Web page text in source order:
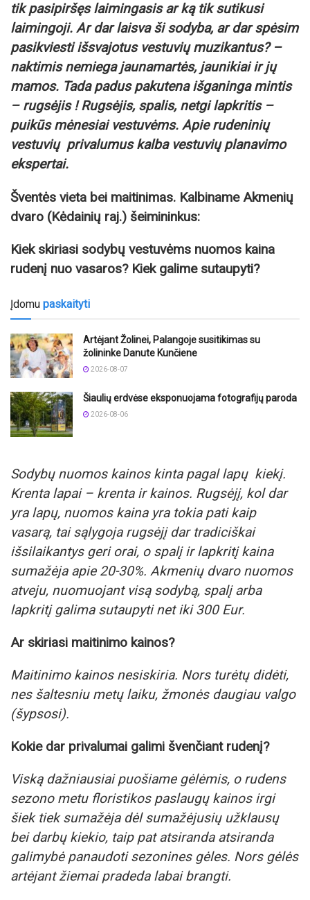
tik pasipiršęs laimingasis ar ką tik sutikusi
laimingoji. Ar dar laisva ši sodyba, ar dar spėsim
pasikviesti išsvajotus vestuvių muzikantus? –
naktimis nemiega jaunamartės, jaunikiai ir jų
mamos. Tada padus pakutena išganinga mintis
– rugsėjis ! Rugsėjis, spalis, netgi lapkritis –
puikūs mėnesiai vestuvėms. Apie rudeninių
vestuvių privalumus kalba vestuvių planavimo
ekspertai.
Šventės vieta bei maitinimas. Kalbiname Akmenių
dvaro (Kėdainių raj.) šeimininkus:
Kiek skiriasi sodybų vestuvėms nuomos kaina
rudenį nuo vasaros? Kiek galime sutaupyti?
Įdomu paskaityti
Artėjant Žolinei, Palangoje susitikimas su
žolininke Danute Kunčiene
2026-08-07
Šiaulių erdvėse eksponuojama fotografijų paroda
2026-08-06
Sodybų nuomos kainos kinta pagal lapų kiekį.
Krenta lapai – krenta ir kainos. Rugsėjį, kol dar
yra lapų, nuomos kaina yra tokia pati kaip
vasarą, tai sąlygoja rugsėjį dar tradiciškai
išsilaikantys geri orai, o spalį ir lapkritį kaina
sumažėja apie 20-30%. Akmenių dvaro nuomos
atveju, nuomuojant visą sodybą, spalį arba
lapkritį galima sutaupyti net iki 300 Eur.
Ar skiriasi maitinimo kainos?
Maitinimo kainos nesiskiria. Nors turėtų didėti,
nes šaltesniu metų laiku, žmonės daugiau valgo
(šypsosi).
Kokie dar privalumai galimi švenčiant rudenį?
Viską dažniausiai puošiame gėlėmis, o rudens
sezono metu floristikos paslaugų kainos irgi
šiek tiek sumažėja dėl sumažėjusių užklausų
bei darbų kiekio, taip pat atsiranda atsiranda
galimybė panaudoti sezonines gėles. Nors gėlės
artėjant žiemai pradeda labai brangti.